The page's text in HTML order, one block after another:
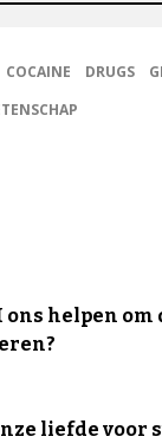
COCAINE DRUGS
ons helpen om
liefde voor